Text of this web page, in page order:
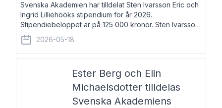
Svenska Akademien har tilldelat Sten Ivarsson Eric och
Ingrid Lilliehööks stipendium för år 2026.
Stipendiebeloppet är på 125 000 kronor. Sten Ivarsson,
född 1979, är mediateksamordnare vid
Söderslättsgymnasiet i Trelleborg. Här har han på
2026-05-18
Ester Berg och Elin
Michaelsdotter tilldelas
Svenska Akademiens